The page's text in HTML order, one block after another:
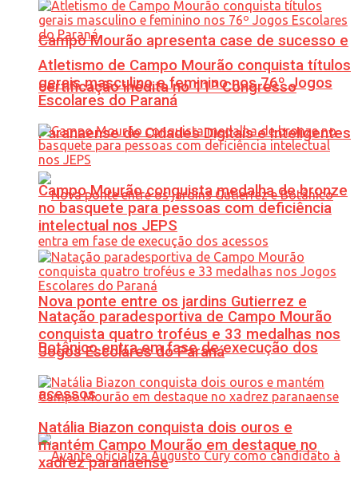
Campo Mourão apresenta case de sucesso e
certificação inédita no 11º Congresso
Paranaense de Cidades Digitais e Inteligentes
Nova ponte entre os jardins Gutierrez e
Botânico entra em fase de execução dos
acessos
Atletismo de Campo Mourão conquista títulos
gerais masculino e feminino nos 76º Jogos
Escolares do Paraná
Campo Mourão conquista medalha de bronze
no basquete para pessoas com deficiência
intelectual nos JEPS
Natação paradesportiva de Campo Mourão
conquista quatro troféus e 33 medalhas nos
Jogos Escolares do Paraná
Natália Biazon conquista dois ouros e
mantém Campo Mourão em destaque no
xadrez paranaense